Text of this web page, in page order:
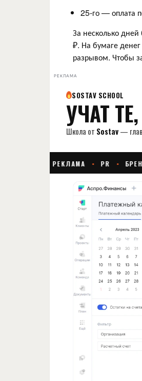
25-го — оплата
За несколько
₽. На бумаге
разрывом. Чтобы
РЕКЛАМА